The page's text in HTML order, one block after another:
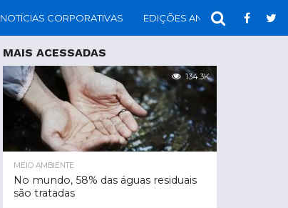
NOTÍCIAS CORPORATIVAS EDIÇÕES ANTERIORES
MAIS ACESSADAS
134.3K
MEIO AMBIENTE
No mundo, 58% das águas residuais
são tratadas